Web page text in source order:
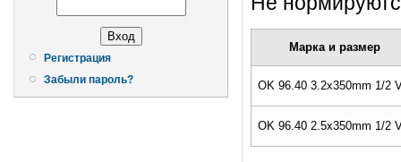
Регистрация
Забыли пароль?
Марка и размер
OK 96.40 3.2x350mm 1/2
OK 96.40 2.5x350mm 1/2